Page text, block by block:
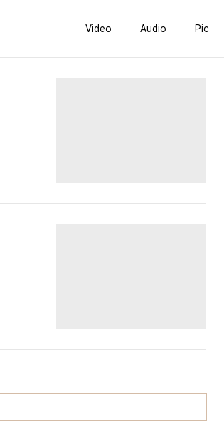
Video Audio Pic